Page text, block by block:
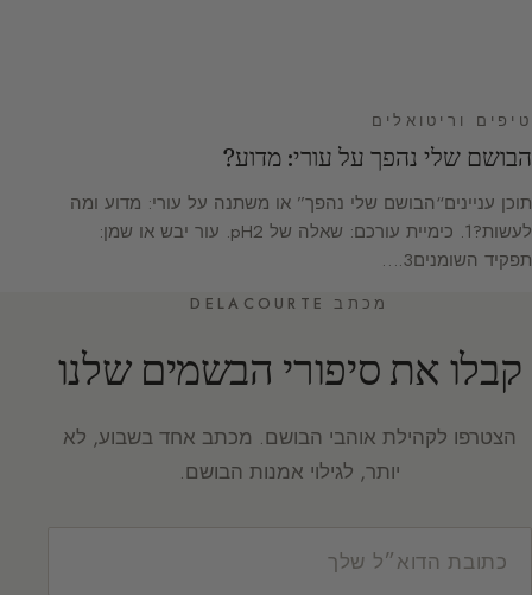
טיפים וריטואלים
הבושם שלי נהפך על עורי: מדוע?
תוכן עניינים“הבושם שלי נהפך” או משתנה על עורי: מדוע ומה
לעשות?1. כימיית עורכם: שאלה של pH2. עור יבש או שמן:
תפקיד השומנים3.…
מכתב DELACOURTE
קבלו את סיפורי הבשמים שלנו
הצטרפו לקהילת אוהבי הבושם. מכתב אחד בשבוע, לא
יותר, לגילוי אמנות הבושם.